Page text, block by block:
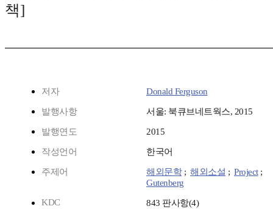
책]
저자 Donald Ferguson
발행사항 서울: 북큐브네트웍스, 2015
발행연도 2015
작성언어 한국어
주제어 해외문학; 해외소설 ; Project;
Gutenberg
KDC
843 판사항(4)